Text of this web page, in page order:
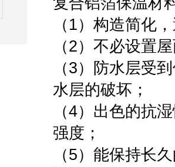
（1）构造简化
（2）不必设置
（3）防水层受
水层的破坏；
（4）出色的抗
强度；
（5）能保持长